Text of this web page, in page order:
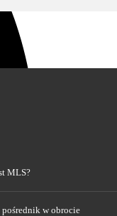
MLS?
w obrocie